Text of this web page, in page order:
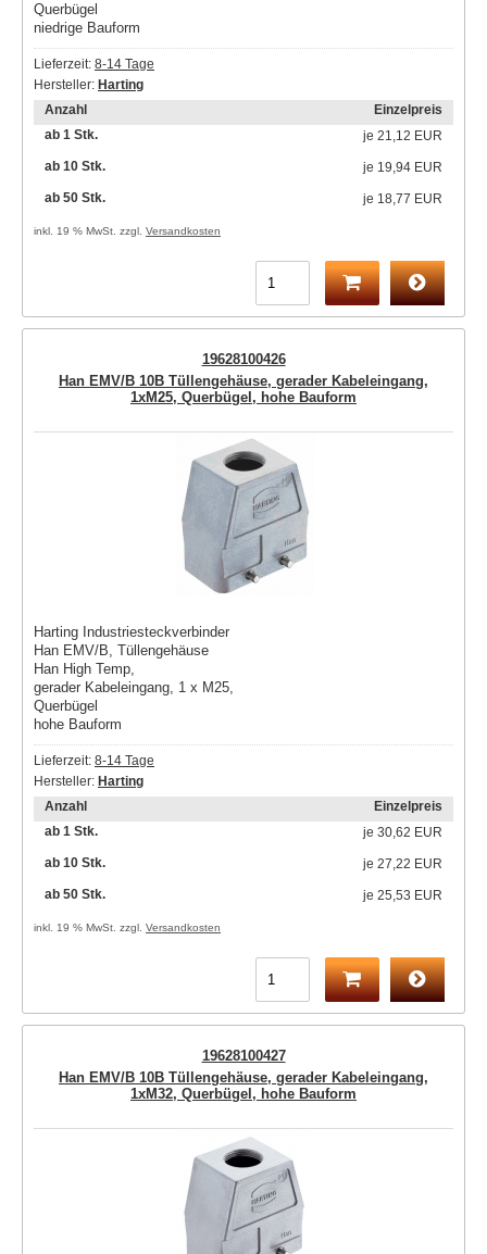
Querbügel
niedrige Bauform
Lieferzeit: 8-14 Tage
Hersteller: Harting
Anzahl
Einzelpreis
ab 1 Stk.
je 21,12 EUR
ab 10 Stk.
je 19,94 EUR
ab 50 Stk.
je 18,77 EUR
inkl. 19 % MwSt. zzgl. Versandkosten
19628100426
Han EMV/B 10B Tüllengehäuse, gerader Kabeleingang,
1xM25, Querbügel, hohe Bauform
Harting Industriesteckverbinder
Han EMV/B, Tüllengehäuse
Han High Temp,
gerader Kabeleingang, 1 x M25,
Querbügel
hohe Bauform
Lieferzeit: 8-14 Tage
Hersteller: Harting
Anzahl
Einzelpreis
ab 1 Stk.
je 30,62 EUR
ab 10 Stk.
je 27,22 EUR
ab 50 Stk.
je 25,53 EUR
inkl. 19 % MwSt. zzgl. Versandkosten
19628100427
Han EMV/B 10B Tüllengehäuse, gerader Kabeleingang,
1xM32, Querbügel, hohe Bauform